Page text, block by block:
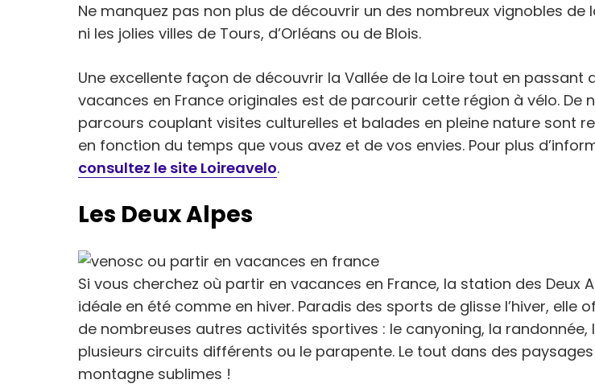
Ne manquez pas non plus de découvrir un des nombreux vignobles de
ni les jolies villes de Tours, d’Orléans ou de Blois.
Une excellente façon de découvrir la Vallée de la Loire tout en passant
vacances en France originales est de parcourir cette région à vélo. De
parcours couplant visites culturelles et balades en pleine nature sont
en fonction du temps que vous avez et de vos envies. Pour plus
consultez le site Loireavelo.
Les Deux Alpes
Si vous cherchez où partir en vacances en France, la station des Deux
idéale en été comme en hiver. Paradis des sports de glisse l’hiver, elle
de nombreuses autres activités sportives : le canyoning, la randonnée,
plusieurs circuits différents ou le parapente. Le tout dans des
montagne sublimes !